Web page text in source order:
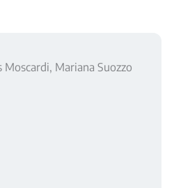
Mariana Suozzo